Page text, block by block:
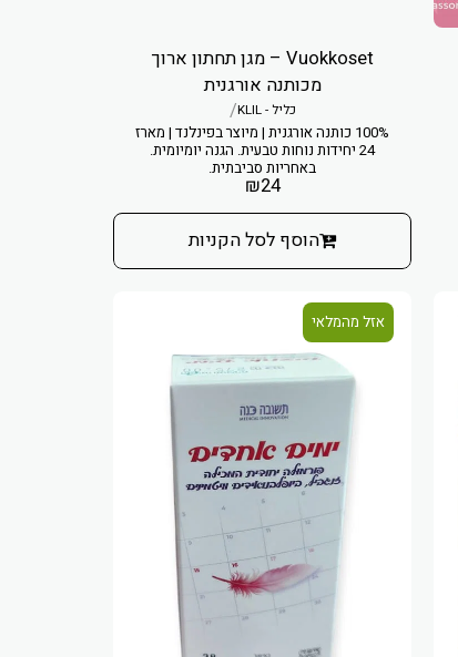
Vuokkoset – מגן תחתון ארוך
מכותנה אורגנית
כליל - KLIL /
100% כותנה אורגנית | מיוצר בפינלנד | מארז
24 יחידות נוחות טבעית. הגנה יומיומית.
באחריות סביבתית.
₪24
הוסף לסל הקניות
אזל מהמלאי